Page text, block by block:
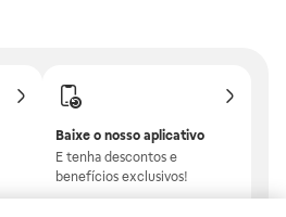
Baixe o nosso aplicativo
E tenha descontos e
benefícios exclusivos!